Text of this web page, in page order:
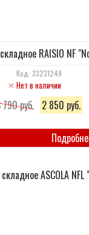
RAISIO NF
Код: 33231249
Нет в наличии
руб. 2 850 руб.